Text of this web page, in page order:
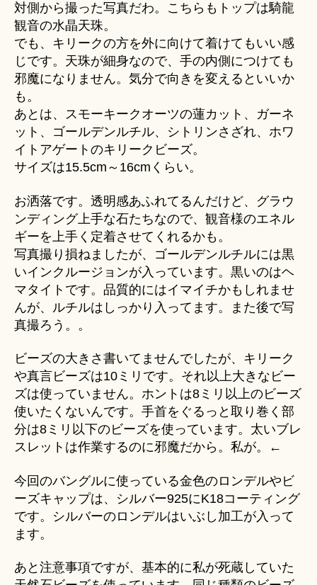
対側から撮った写真だわ。こちらもトップは騎龍
観音の水晶天珠。
でも、キリークの方を外に向けて着けてもいい感
じです。天珠が細身なので、手の内側につけても
邪魔になりません。気分で向きを変えるといいか
も。
あとは、スモーキークオーツの蓮カット、ガーネ
ット、ゴールデンルチル、シトリンさざれ、ホワ
イトアゲートのキリークビーズ。
サイズは15.5cm～16cmくらい。
お洒落です。透明感あふれてるんだけど、グラウ
ンディング上手な石たちなので、観音様のエネル
ギーを上手く定着させてくれるかも。
写真撮り損ねましたが、ゴールデンルチルには黒
いインクルージョンが入っています。黒いのはヘ
マタイトです。品質的にはイマイチかもしれませ
んが、ルチルはしっかり入ってます。また後で写
真撮ろう。。
ビーズの大きさ書いてませんでしたが、キリーク
や真言ビーズは10ミリです。それ以上大きなビー
ズは使っていません。ホントは8ミリ以上のビーズ
使いたくないんです。手首をぐるっと取り巻く部
分は8ミリ以下のビーズを使っています。太いブレ
スレットは作業するのに邪魔だから。私が。←
今回のバングルに使っている金色のロンデルやビ
ーズキャップは、シルバー925にK18コーティング
です。シルバーのロンデルはいぶし加工が入って
ます。
あと注意事項ですが、基本的に私が死蔵していた